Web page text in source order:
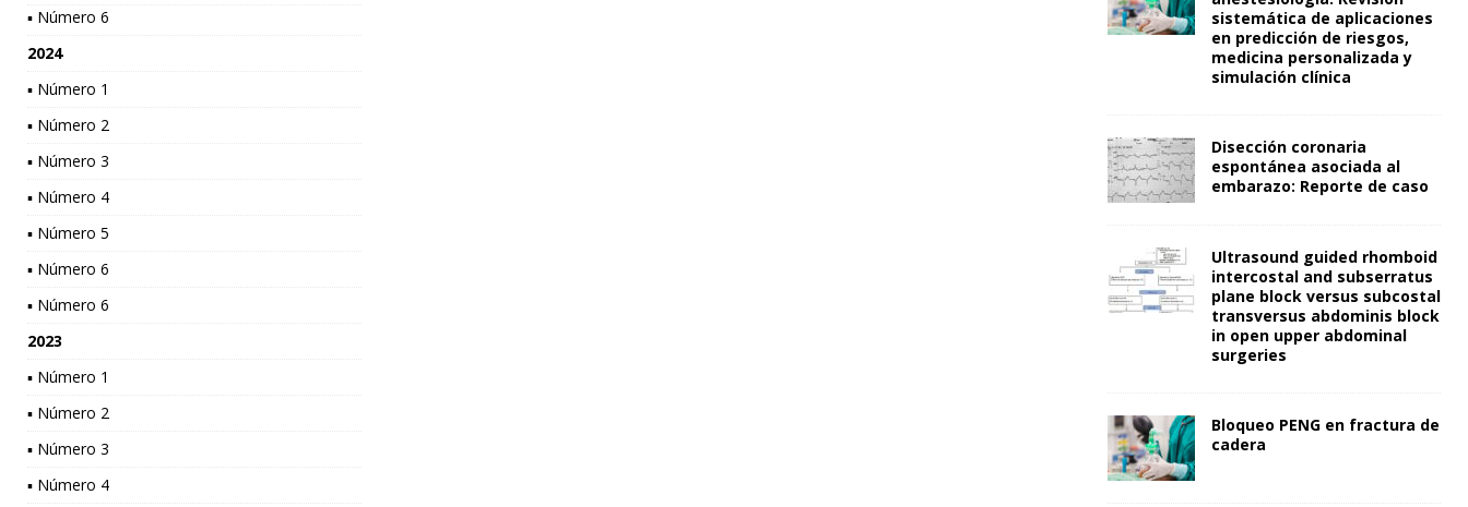
▪ Número 6
2024
▪ Número 1
▪ Número 2
▪ Número 3
▪ Número 4
▪ Número 5
▪ Número 6
▪ Número 6
2023
▪ Número 1
▪ Número 2
▪ Número 3
▪ Número 4
sistemática de aplicaciones
en predicción de riesgos,
medicina personalizada y
simulación clínica
Disección coronaria
espontánea asociada al
embarazo: Reporte de caso
Ultrasound guided rhomboid
intercostal and subserratus
plane block versus subcostal
transversus abdominis block
in open upper abdominal
surgeries
Bloqueo PENG en fractura de
cadera